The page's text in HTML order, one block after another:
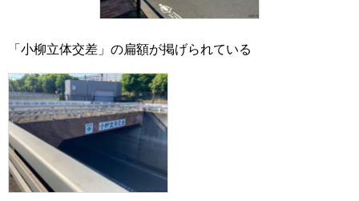
「小柳立体交差」の扁額が掲げられている